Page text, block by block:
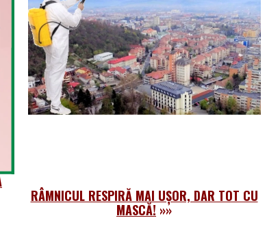
RÂMNICUL RESPIRĂ MAI UȘOR, DAR TOT CU
MASCĂ! »»